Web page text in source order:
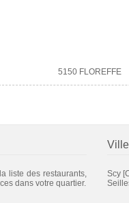
5150 FLOREFFE
liste des restaurants,
dans votre quartier.
Scy